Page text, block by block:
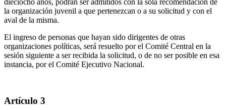
la organización juvenil a que pertenezcan o a su solicitud y con el
aval de la misma.
El ingreso de personas que hayan sido dirigentes de otras
organizaciones políticas, será resuelto por el Comité Central en la
sesión siguiente a ser recibida la solicitud, o de no ser posible en esa
instancia, por el Comité Ejecutivo Nacional.
Artículo 3